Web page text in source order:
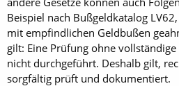
Beispiel nach Bußgeldkatalog
mit empfindlichen Geldbußen
gilt: Eine Prüfung ohne
nicht durchgeführt. Deshalb gilt,
sorgfältig prüft und dokumentiert.